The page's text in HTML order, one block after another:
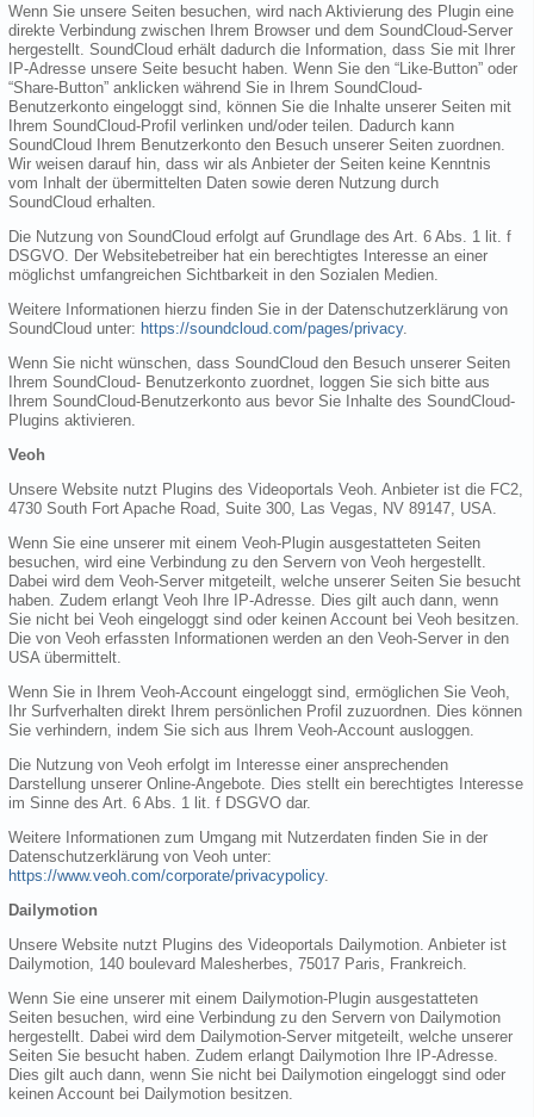
Wenn Sie unsere Seiten besuchen, wird nach Aktivierung des Plugin eine
direkte Verbindung zwischen Ihrem Browser und dem SoundCloud-Server
hergestellt. SoundCloud erhält dadurch die Information, dass Sie mit Ihrer
IP-Adresse unsere Seite besucht haben. Wenn Sie den “Like-Button” oder
“Share-Button” anklicken während Sie in Ihrem SoundCloud-
Benutzerkonto eingeloggt sind, können Sie die Inhalte unserer Seiten mit
Ihrem SoundCloud-Profil verlinken und/oder teilen. Dadurch kann
SoundCloud Ihrem Benutzerkonto den Besuch unserer Seiten zuordnen.
Wir weisen darauf hin, dass wir als Anbieter der Seiten keine Kenntnis
vom Inhalt der übermittelten Daten sowie deren Nutzung durch
SoundCloud erhalten.
Die Nutzung von SoundCloud erfolgt auf Grundlage des Art. 6 Abs. 1 lit. f
DSGVO. Der Websitebetreiber hat ein berechtigtes Interesse an einer
möglichst umfangreichen Sichtbarkeit in den Sozialen Medien.
Weitere Informationen hierzu finden Sie in der Datenschutzerklärung von
SoundCloud unter: https://soundcloud.com/pages/privacy.
Wenn Sie nicht wünschen, dass SoundCloud den Besuch unserer Seiten
Ihrem SoundCloud- Benutzerkonto zuordnet, loggen Sie sich bitte aus
Ihrem SoundCloud-Benutzerkonto aus bevor Sie Inhalte des SoundCloud-
Plugins aktivieren.
Veoh
Unsere Website nutzt Plugins des Videoportals Veoh. Anbieter ist die FC2,
4730 South Fort Apache Road, Suite 300, Las Vegas, NV 89147, USA.
Wenn Sie eine unserer mit einem Veoh-Plugin ausgestatteten Seiten
besuchen, wird eine Verbindung zu den Servern von Veoh hergestellt.
Dabei wird dem Veoh-Server mitgeteilt, welche unserer Seiten Sie besucht
haben. Zudem erlangt Veoh Ihre IP-Adresse. Dies gilt auch dann, wenn
Sie nicht bei Veoh eingeloggt sind oder keinen Account bei Veoh besitzen.
Die von Veoh erfassten Informationen werden an den Veoh-Server in den
USA übermittelt.
Wenn Sie in Ihrem Veoh-Account eingeloggt sind, ermöglichen Sie Veoh,
Ihr Surfverhalten direkt Ihrem persönlichen Profil zuzuordnen. Dies können
Sie verhindern, indem Sie sich aus Ihrem Veoh-Account ausloggen.
Die Nutzung von Veoh erfolgt im Interesse einer ansprechenden
Darstellung unserer Online-Angebote. Dies stellt ein berechtigtes Interesse
im Sinne des Art. 6 Abs. 1 lit. f DSGVO dar.
Weitere Informationen zum Umgang mit Nutzerdaten finden Sie in der
Datenschutzerklärung von Veoh unter:
https://www.veoh.com/corporate/privacypolicy.
Dailymotion
Unsere Website nutzt Plugins des Videoportals Dailymotion. Anbieter ist
Dailymotion, 140 boulevard Malesherbes, 75017 Paris, Frankreich.
Wenn Sie eine unserer mit einem Dailymotion-Plugin ausgestatteten
Seiten besuchen, wird eine Verbindung zu den Servern von Dailymotion
hergestellt. Dabei wird dem Dailymotion-Server mitgeteilt, welche unserer
Seiten Sie besucht haben. Zudem erlangt Dailymotion Ihre IP-Adresse.
Dies gilt auch dann, wenn Sie nicht bei Dailymotion eingeloggt sind oder
keinen Account bei Dailymotion besitzen.